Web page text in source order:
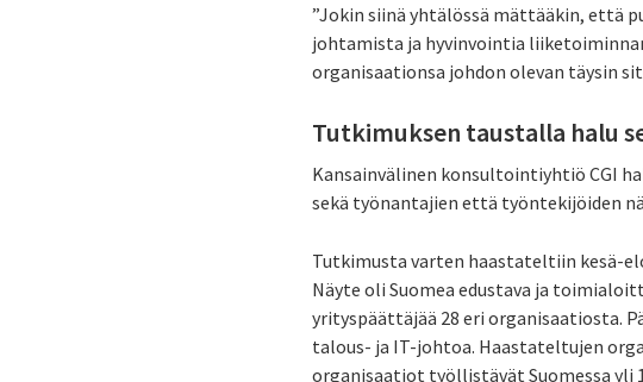
”Jokin siinä yhtälössä mättääkin, että
johtamista ja hyvinvointia
organisaationsa johdon olevan täysin
Tutkimuksen taustalla halu
Kansainvälinen konsultointiyhtiö CGI
sekä työnantajien että työntekijöiden
Tutkimusta varten haastateltiin kesä-
Näyte oli Suomea edustava ja
yrityspäättäjää 28 eri organisaatiosta.
talous- ja IT-johtoa. Haastateltujen
organisaatiot työllistävät Suomessa yli